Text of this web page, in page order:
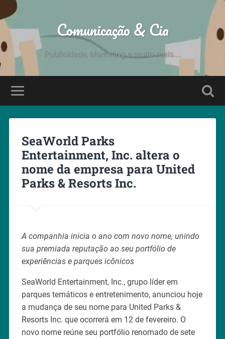
Comunicação & Cia
Publicidade, Marketing e muito mais....
SeaWorld Parks
Entertainment, Inc. altera o
nome da empresa para United
Parks & Resorts Inc.
A companhia inicia o ano com novo nome, unindo
sua premiada reputação ao seu portfólio de
experiências e parques icônicos
SeaWorld Entertainment, Inc., grupo líder em
parques temáticos e entretenimento, anunciou hoje
a mudança de seu nome para United Parks &
Resorts Inc. que ocorrerá em 12 de fevereiro. O
novo nome reúne seu portfólio renomado de sete